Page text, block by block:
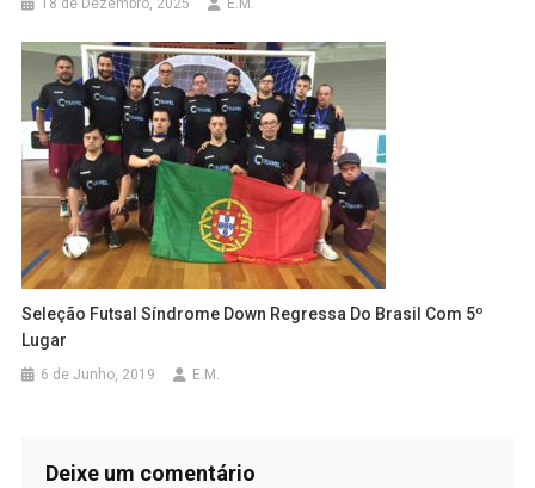
18 de Dezembro, 2025 E.M.
Seleção Futsal Síndrome Down Regressa Do Brasil Com 5º
Lugar
6 de Junho, 2019 E.M.
Deixe um comentário